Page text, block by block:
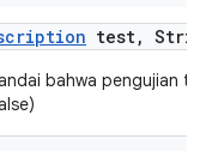
test,
bahwa pengujian